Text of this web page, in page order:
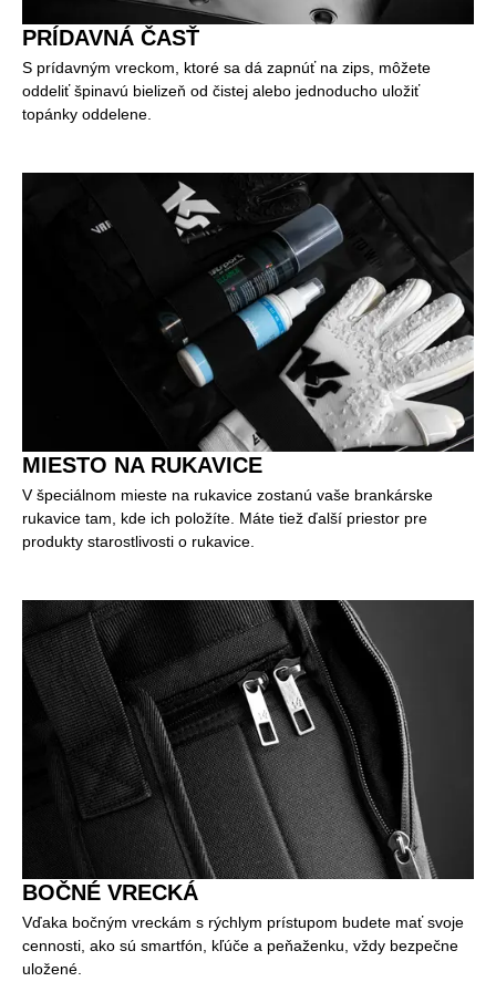
PRÍDAVNÁ ČASŤ
S prídavným vreckom, ktoré sa dá zapnúť na zips, môžete
oddeliť špinavú bielizeň od čistej alebo jednoducho uložiť
topánky oddelene.
MIESTO NA RUKAVICE
V špeciálnom mieste na rukavice zostanú vaše brankárske
rukavice tam, kde ich položíte. Máte tiež ďalší priestor pre
produkty starostlivosti o rukavice.
BOČNÉ VRECKÁ
Vďaka bočným vreckám s rýchlym prístupom budete mať svoje
cennosti, ako sú smartfón, kľúče a peňaženku, vždy bezpečne
uložené.